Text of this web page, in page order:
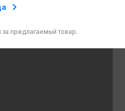
за предлагаемый товар.